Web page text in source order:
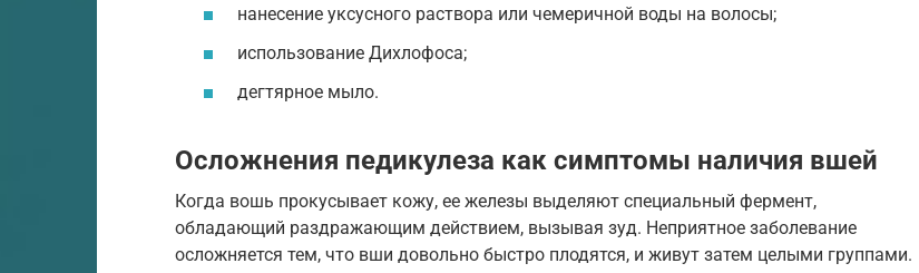
нанесение уксусного раствора или чемеричной воды на волосы;
использование Дихлофоса;
дегтярное мыло.
Осложнения педикулеза как симптомы наличия вшей
Когда вошь прокусывает кожу, ее железы выделяют специальный фермент,
обладающий раздражающим действием, вызывая зуд. Неприятное заболевание
осложняется тем, что вши довольно быстро плодятся, и живут затем целыми группами.